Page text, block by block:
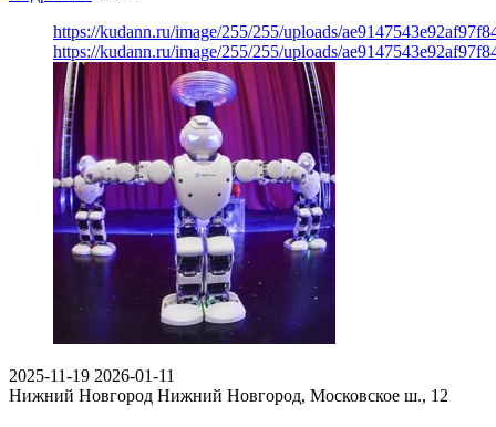
https://kudann.ru/image/255/255/uploads/
https://kudann.ru/image/255/255/uploads/
2025-11-19 2026-01-11
Нижний Новгород Нижний Новгород, Московское ш., 12